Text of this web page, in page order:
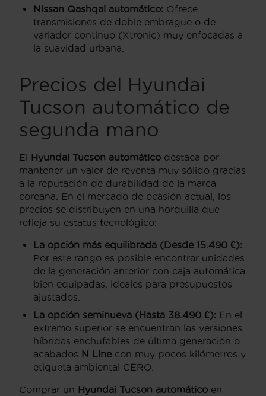
Nissan Qashqai automático: Ofrece
transmisiones de doble embrague o de
variador continuo (Xtronic) muy enfocadas a
la suavidad urbana.
Precios del Hyundai
Tucson automático de
segunda mano
El Hyundai Tucson automático destaca por
mantener un valor de reventa muy sólido gracias
a la reputación de durabilidad de la marca
coreana. En el mercado de ocasión actual, los
precios se distribuyen en una horquilla que
refleja su estatus tecnológico:
La opción más equilibrada (Desde 15.490 €):
Por este rango es posible encontrar unidades
de la generación anterior con caja automática
bien equipadas, ideales para presupuestos
ajustados.
La opción seminueva (Hasta 38.490 €): En el
extremo superior se encuentran las versiones
híbridas enchufables de última generación o
acabados N Line con muy pocos kilómetros y
etiqueta ambiental CERO.
Comprar un Hyundai Tucson automático en